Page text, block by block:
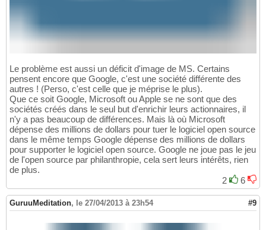
Le problème est aussi un déficit d'image de MS. Certains
pensent encore que Google, c'est une société différente des
autres ! (Perso, c'est celle que je méprise le plus).
Que ce soit Google, Microsoft ou Apple se ne sont que des
sociétés créés dans le seul but d'enrichir leurs actionnaires, il
n'y a pas beaucoup de différences. Mais là où Microsoft
dépense des millions de dollars pour tuer le logiciel open source
dans le même temps Google dépense des millions de dollars
pour supporter le logiciel open source. Google ne joue pas le jeu
de l'open source par philanthropie, cela sert leurs intérêts, rien
de plus.
2
6
GuruuMeditation, le 27/04/2013 à 23h54 #9